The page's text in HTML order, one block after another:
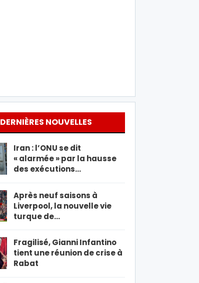
DERNIÈRES NOUVELLES
Iran : l’ONU se dit
« alarmée » par la hausse
des exécutions…
Après neuf saisons à
Liverpool, la nouvelle vie
turque de…
Fragilisé, Gianni Infantino
tient une réunion de crise à
Rabat